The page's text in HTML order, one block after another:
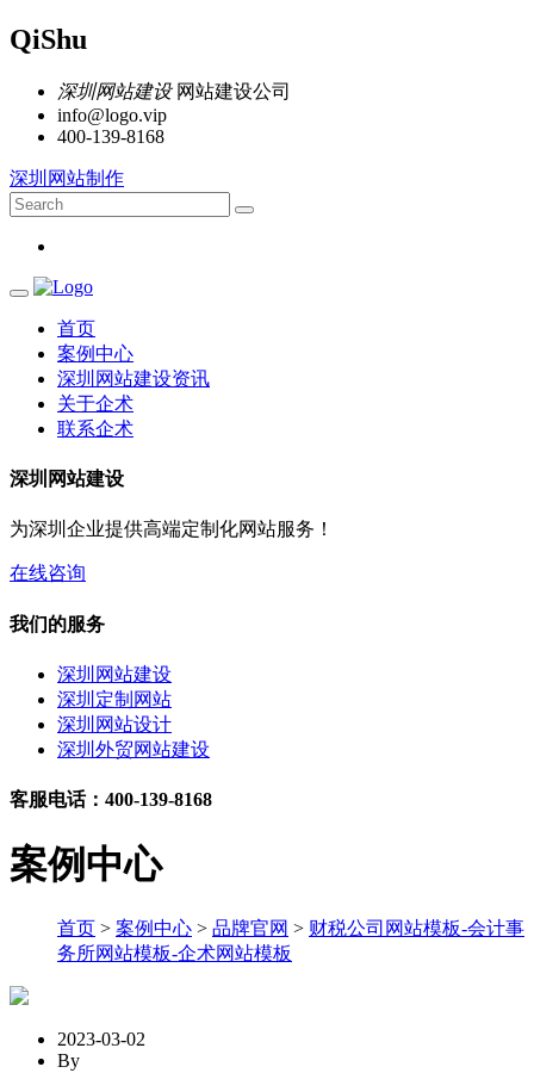
QiShu
深圳网站建设网站建设公司
info@logo.vip
400-139-8168
深圳网站制作
首页
案例中心
深圳网站建设资讯
关于企术
联系企术
深圳网站建设
为深圳企业提供高端定制化网站服务！
在线咨询
我们的服务
深圳网站建设
深圳定制网站
深圳网站设计
深圳外贸网站建设
客服电话：400-139-8168
案例中心
首页 > 案例中心 > 品牌官网 > 财税公司网站模板-会计事
务所网站模板-企术网站模板
2023-03-02
By